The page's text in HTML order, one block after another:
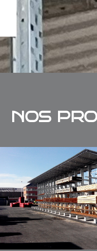
NOS
Tous types de racks et
Cantilever neufs ou
Cantilever lourd : Cette
stockage de charges
(tubes, profilés,
1.000 kg par bras sur